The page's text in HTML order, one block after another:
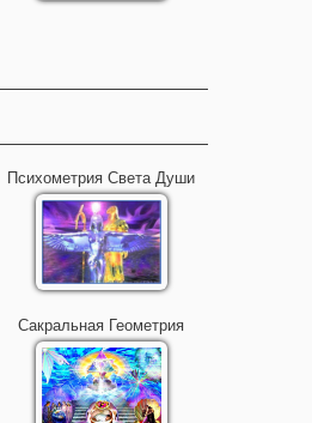
Психометрия Света Души
Сакральная Геометрия